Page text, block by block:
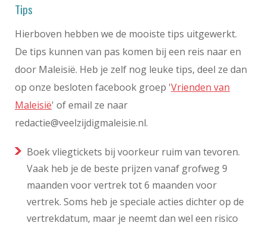
Tips
Hierboven hebben we de mooiste tips uitgewerkt.
De tips kunnen van pas komen bij een reis naar en
door Maleisië. Heb je zelf nog leuke tips, deel ze dan
op onze besloten facebook groep 'Vrienden van
Maleisië' of email ze naar
redactie@veelzijdigmaleisie.nl.
Boek vliegtickets bij voorkeur ruim van tevoren.
Vaak heb je de beste prijzen vanaf grofweg 9
maanden voor vertrek tot 6 maanden voor
vertrek. Soms heb je speciale acties dichter op de
vertrekdatum, maar je neemt dan wel een risico